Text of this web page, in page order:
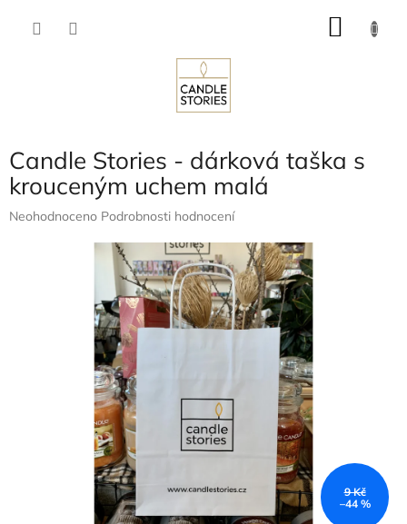
Candle Stories - dárková taška s
krouceným uchem malá
Průměrné
Neohodnoceno Podrobnosti hodnocení
9 Kč
–44 %